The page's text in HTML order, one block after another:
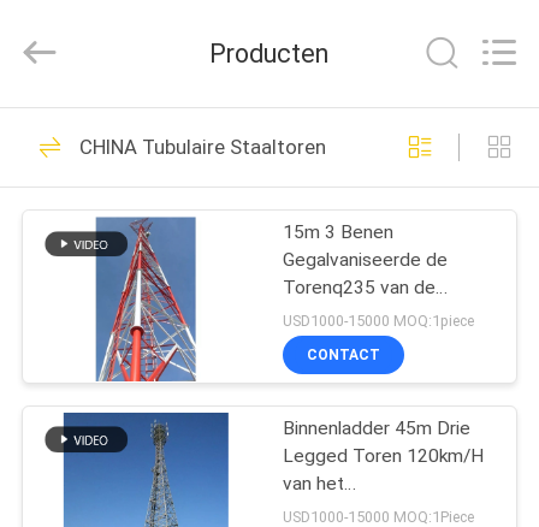
HUIS
PRODUCTEN
ONGEVEER
FABRIEKSREIS
KWALITEITSCONTROLE
Structure
All
Reserved.
De Toren van het
hoekstaal
50
Tubulaire Staaltoren
33
Producten
CHINA Tubulaire Staaltoren
15m 3 Benen
Gegalvaniseerde de
Torenq235 van de
Telecommunicatie
roostertransmissie
Torens
USD1000-15000 MOQ:1piece
CONTACT
Binnenladder 45m Drie
Legged Toren 120km/H
van het
Transmissierooster Vrije
USD1000-15000 MOQ:1Piece